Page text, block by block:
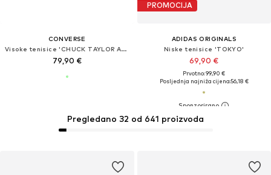
CONVERSE
Visoke tenisice 'CHUCK TAYLOR ALL STAR'
79,90 €
PROMOCIJA
ADIDAS ORIGINALS
Niske tenisice 'TOKYO'
69,90 €
Prvotno: 99,90 €
Posljednja najniža cijena:56,18 €
Pregledano 32 od 641 proizvoda